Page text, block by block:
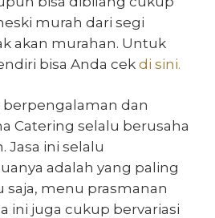
murah dari segi
akan murahan. Untuk
bisa Anda cekdi sini.
berpengalaman dan
Catering selalu berusaha
Jasa ini selalu
adalah yang paling
saja, menu prasmanan
ini juga cukup bervariasi